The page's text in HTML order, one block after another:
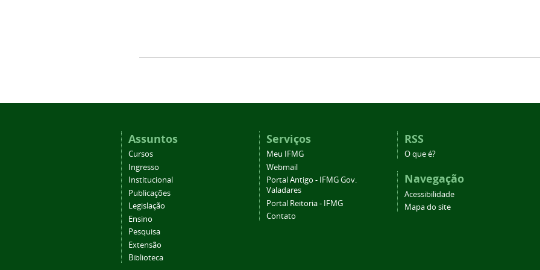
Assuntos
Cursos
Ingresso
Institucional
Publicações
Legislação
Ensino
Pesquisa
Extensão
Biblioteca
Serviços
Meu IFMG
Webmail
Portal Antigo - IFMG Gov.
Valadares
Portal Reitoria - IFMG
Contato
RSS
O que é?
Navegação
Acessibilidade
Mapa do site